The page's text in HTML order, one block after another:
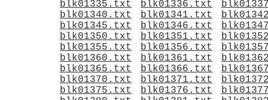
blk01335.txt
blk01336.txt
blk01340.txt
blk01341.txt
blk01345.txt
blk01346.txt
blk01350.txt
blk01351.txt
blk01355.txt
blk01356.txt
blk01360.txt
blk01361.txt
blk01365.txt
blk01366.txt
blk01370.txt
blk01371.txt
blk01375.txt
blk01376.txt